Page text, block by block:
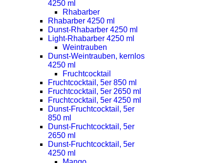
4250 ml
Rhabarber
Rhabarber 4250 ml
Dunst-Rhabarber 4250 ml
Light-Rhabarber 4250 ml
Weintrauben
Dunst-Weintrauben, kernlos
4250 ml
Fruchtcocktail
Fruchtcocktail, 5er 850 ml
Fruchtcocktail, 5er 2650 ml
Fruchtcocktail, 5er 4250 ml
Dunst-Fruchtcocktail, 5er
850 ml
Dunst-Fruchtcocktail, 5er
2650 ml
Dunst-Fruchtcocktail, 5er
4250 ml